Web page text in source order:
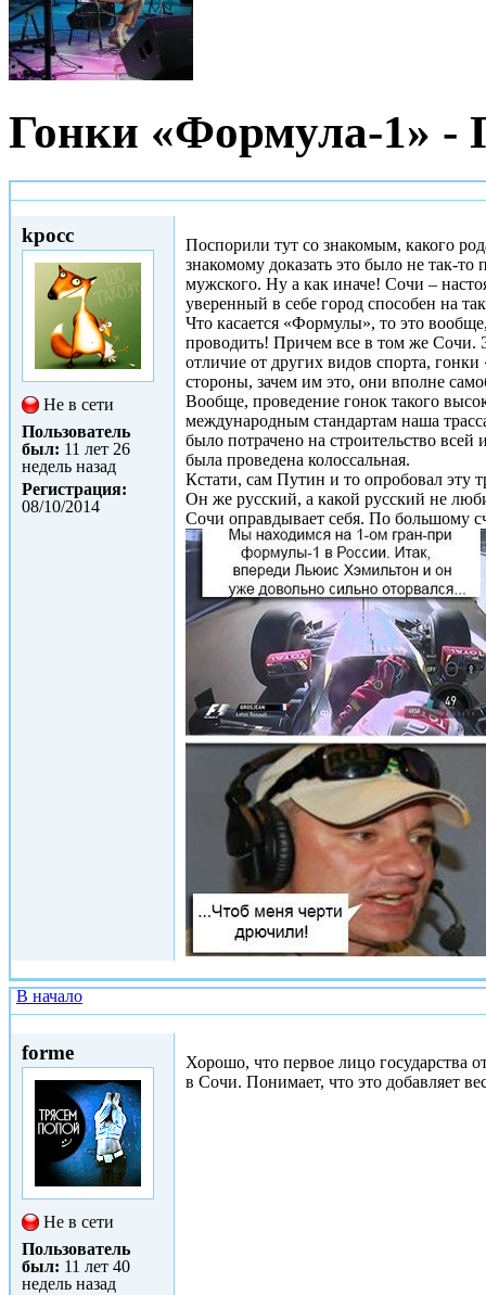
Гонки «Формула-1» -
kpocc
Не в сети
Пользователь
был: 11 лет 26
недель назад
Регистрация:
08/10/2014
Поспорили тут со знакомым, какого
знакомому доказать это было не так-
мужского. Ну а как иначе! Сочи –
уверенный в себе город способен на
Что касается «Формулы», то это
проводить! Причем все в том же Сочи.
отличие от других видов спорта,
стороны, зачем им это, они вполне
Вообще, проведение гонок такого
международным стандартам наша
было потрачено на строительство всей
была проведена колоссальная.
Кстати, сам Путин и то опробовал эту
Он же русский, а какой русский не
Сочи оправдывает себя. По большому
В начало
forme
Не в сети
Пользователь
был: 11 лет 40
недель назад
Хорошо, что первое лицо государства
в Сочи. Понимает, что это добавляет